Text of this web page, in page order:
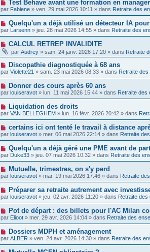
g
e
m
e
s
s
a
g
e
a
u
m
e
s
s
a
g
e
o
u
e
a
u
m
e
s
s
a
g
e
Test Behave avant une formation en
par Fabiene » ven. 29 mai 2026 10:11 » dans Retraite des
N
o
u
e
a
u
m
e
s
s
a
g
e
Quelqu'un a déjà utilisé un détecteur IA
par Larsenn » jeu. 28 mai 2026 14:55 » dans Retraite des
N
u
v
e
a
u
m
e
s
s
a
g
e
CALCUL RETREP INVALIDITE
par Audrey » sam. 24 janv. 2026 17:20 » dans Retraite
N
o
u
v
e
a
u
e
s
a
g
e
Discopathie diagnostiquée à 68 ans
par Violette21 » sam. 23 mai 2026 08:33 » dans Retraite
N
o
u
v
e
a
u
m
e
s
s
a
g
e
Donner des cours après 60 ans
par louiseravot » lun. 11 mai 2026 15:44 » dans Retraite des
N
o
u
e
a
u
m
e
s
s
a
g
e
Liquidation des droits
par VAN BELLEGHEM » lun. 16 févr. 2026 20:42 » dans
N
o
u
e
a
u
m
e
s
s
a
g
e
certains ici ont tenté le travail à distance
par louiseravot » mer. 06 mai 2026 22:14 » dans Retraite
N
o
u
v
e
a
u
m
e
s
s
a
g
e
Quelqu'un a déjà géré une PME avant de
par Duke33 » jeu. 07 mai 2026 10:32 » dans Retraite des
N
o
u
v
e
a
u
m
e
s
s
a
g
e
Mutuelle, trimestres, on s'y perd
par louiseravot » mar. 19 mai 2026 17:46 » dans Retraite
N
o
u
v
e
a
u
m
e
s
s
Préparer sa retraite autrement avec
par louiseravot » jeu. 02 avr. 2026 11:20 » dans Retraite des
N
o
u
v
e
a
u
Pot de départ : des billets pour l'AC Milan
par Elioot » mer. 29 avr. 2026 14:04 » dans Retraite des
N
o
u
v
Dossiers MDPH et aménagement
par ALBER » ven. 24 avr. 2026 14:30 » dans Retraite des